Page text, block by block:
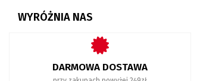
WYRÓŻNIA NAS
DARMOWA DOSTAWA